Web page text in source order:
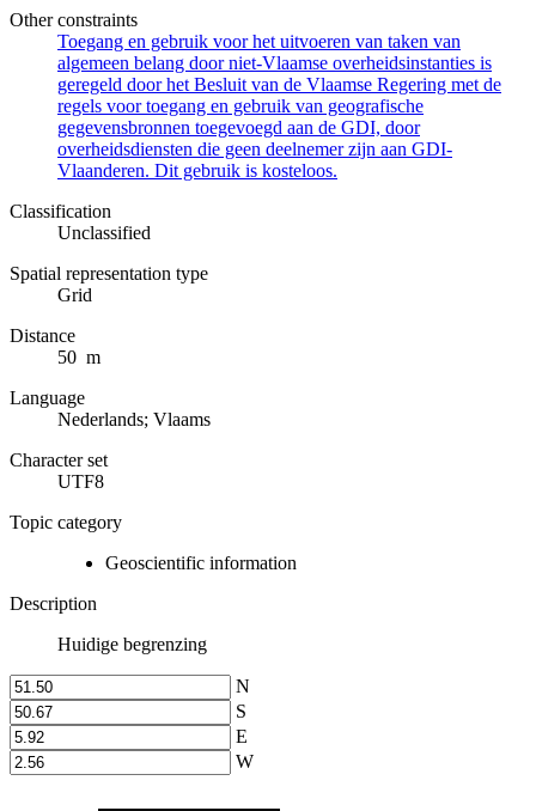
Other constraints
Toegang en gebruik voor het uitvoeren van taken van
algemeen belang door niet-Vlaamse overheidsinstanties is
geregeld door het Besluit van de Vlaamse Regering met de
regels voor toegang en gebruik van geografische
gegevensbronnen toegevoegd aan de GDI, door
overheidsdiensten die geen deelnemer zijn aan GDI-
Vlaanderen. Dit gebruik is kosteloos.
Classification
Unclassified
Spatial representation type
Grid
Distance
50 m
Language
Nederlands; Vlaams
Character set
UTF8
Topic category
Geoscientific information
Description
Huidige begrenzing
N
S
E
W